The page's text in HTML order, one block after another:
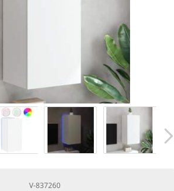
V-837260